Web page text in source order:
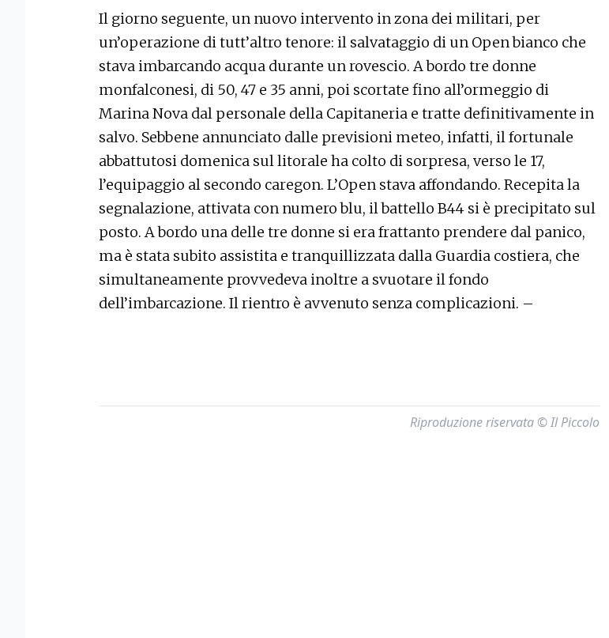
Il giorno seguente, un nuovo intervento in zona dei militari, per
un’operazione di tutt’altro tenore: il salvataggio di un Open bianco che
stava imbarcando acqua durante un rovescio. A bordo tre donne
monfalconesi, di 50, 47 e 35 anni, poi scortate fino all’ormeggio di
Marina Nova dal personale della Capitaneria e tratte definitivamente in
salvo. Sebbene annunciato dalle previsioni meteo, infatti, il fortunale
abbattutosi domenica sul litorale ha colto di sorpresa, verso le 17,
l’equipaggio al secondo caregon. L’Open stava affondando. Recepita la
segnalazione, attivata con numero blu, il battello B44 si è precipitato sul
posto. A bordo una delle tre donne si era frattanto prendere dal panico,
ma è stata subito assistita e tranquillizzata dalla Guardia costiera, che
simultaneamente provvedeva inoltre a svuotare il fondo
dell’imbarcazione. Il rientro è avvenuto senza complicazioni. –
Riproduzione riservata © Il Piccolo